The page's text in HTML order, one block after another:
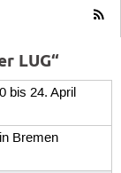
LUG“
bis 24. April
Bremen